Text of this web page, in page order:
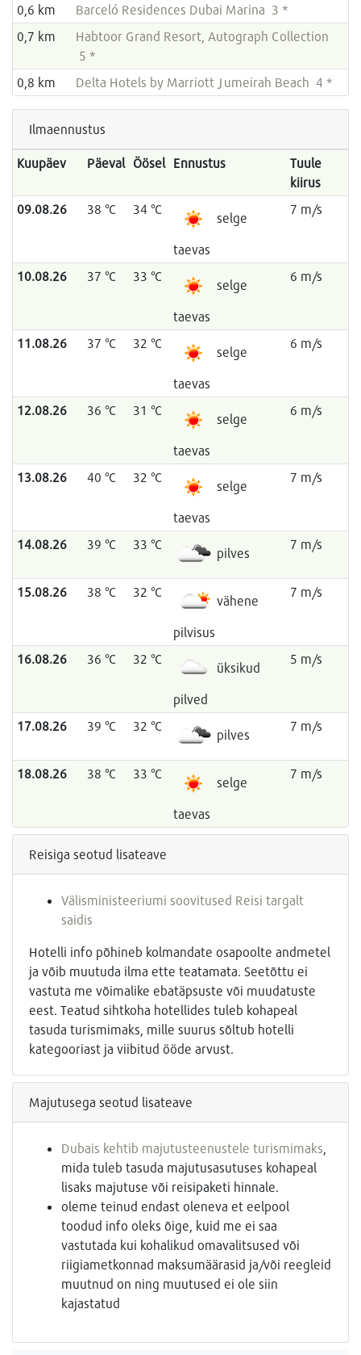
0,6 km
Barceló Residences Dubai Marina 3 *
0,7 km
Habtoor Grand Resort, Autograph Collection
5 *
0,8 km
Delta Hotels by Marriott Jumeirah Beach 4 *
Ilmaennustus
Kuupäev Päeval Öösel Ennustus
Tuule
kiirus
09.08.26
38 °C 34 °C
selge
taevas
7 m/s
10.08.26 37 °C 33 °C
selge
taevas
6 m/s
11.08.26 37 °C 32 °C
selge
taevas
6 m/s
12.08.26 36 °C 31 °C
selge
taevas
6 m/s
13.08.26 40 °C 32 °C
selge
taevas
7 m/s
14.08.26 39 °C 33 °C
pilves
7 m/s
15.08.26 38 °C 32 °C
vähene
pilvisus
7 m/s
16.08.26 36 °C 32 °C
üksikud
pilved
5 m/s
17.08.26 39 °C 32 °C
pilves
7 m/s
18.08.26 38 °C 33 °C
selge
taevas
7 m/s
Reisiga seotud lisateave
Välisministeeriumi soovitused Reisi targalt
saidis
Hotelli info põhineb kolmandate osapoolte andmetel
ja võib muutuda ilma ette teatamata. Seetõttu ei
vastuta me võimalike ebatäpsuste või muudatuste
eest. Teatud sihtkoha hotellides tuleb kohapeal
tasuda turismimaks, mille suurus sõltub hotelli
kategooriast ja viibitud ööde arvust.
Majutusega seotud lisateave
Dubais kehtib majutusteenustele turismimaks,
mida tuleb tasuda majutusasutuses kohapeal
lisaks majutuse või reisipaketi hinnale.
oleme teinud endast oleneva et eelpool
toodud info oleks õige, kuid me ei saa
vastutada kui kohalikud omavalitsused või
riigiametkonnad maksumäärasid ja/või reegleid
muutnud on ning muutused ei ole siin
kajastatud